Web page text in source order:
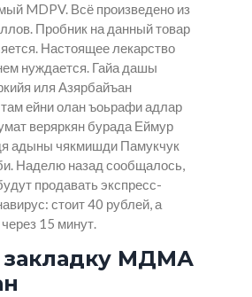
MDPV. Всё произведено из
Пробник на данный товар
Настоящее лекарство
нуждается. Гайа дашы
иля Азярбайъан
ейни олан ъоьрафи адлар
веряркян бурада Еймур
адыны чякмишди Памукчук
Наделю назад сообщалось,
продавать экспресс-
стоит 40 рублей, а
15 минут.
закладку МДМА